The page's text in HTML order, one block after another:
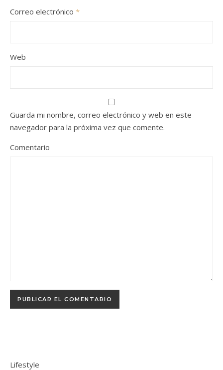
Correo electrónico *
Web
Guarda mi nombre, correo electrónico y web en este
navegador para la próxima vez que comente.
Comentario
Lifestyle